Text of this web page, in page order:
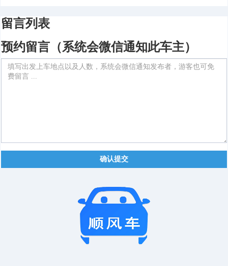
留言列表
预约留言（系统会微信通知此车主）
确认提交